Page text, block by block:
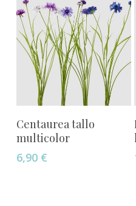
Añadir Al Carrito
Centaurea tallo
multicolor
6,90 €